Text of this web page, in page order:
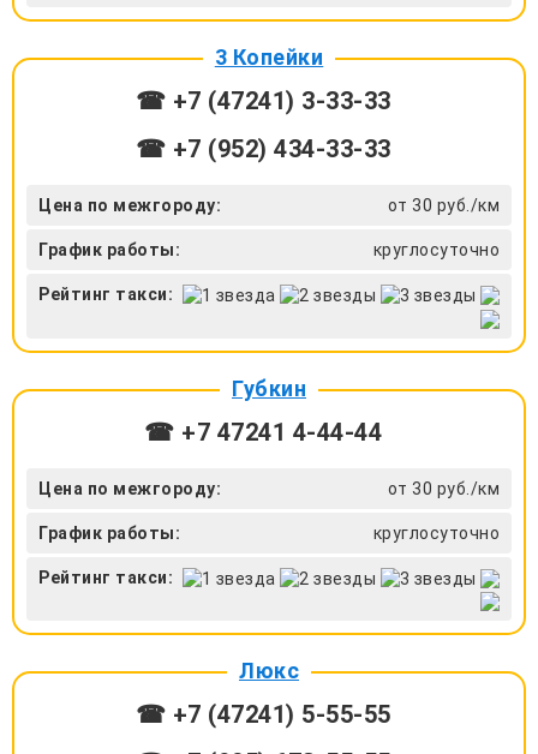
3 Копейки
☎ +7 (47241) 3-33-33
☎ +7 (952) 434-33-33
Цена по межгороду: от 30 руб./км
График работы: круглосуточно
Рейтинг такси:
Губкин
☎ +7 47241 4‑44-44
Цена по межгороду: от 30 руб./км
График работы: круглосуточно
Рейтинг такси:
Люкс
☎ +7 (47241) 5-55-55